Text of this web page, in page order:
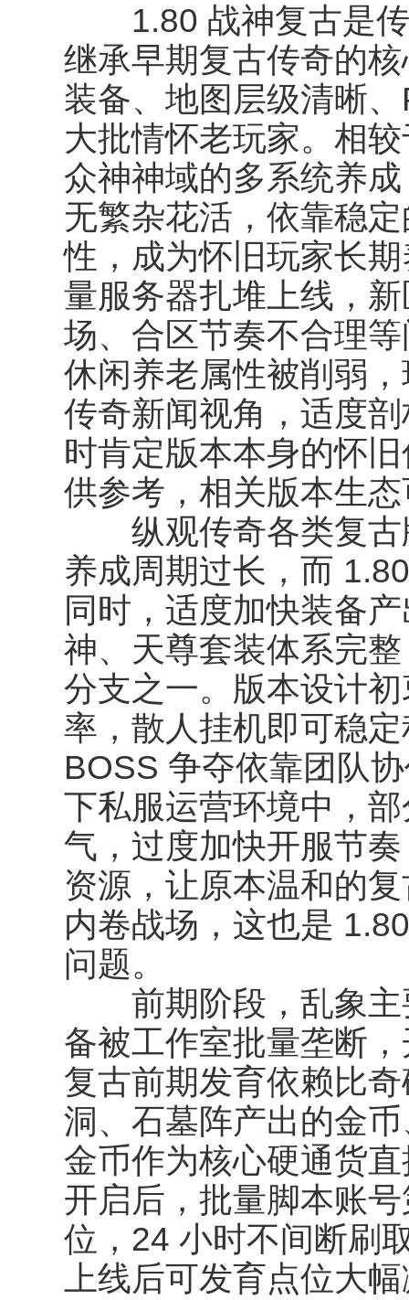
1.80 战神复古是传
继承早期复古传奇的
装备、地图层级清晰
大批情怀老玩家。相
众神神域的多系统养
无繁杂花活，依靠稳
性，成为怀旧玩家长
量服务器扎堆上线，
场、合区节奏不合理
休闲养老属性被削弱
传奇新闻视角，适度
时肯定版本本身的怀
供参考，相关版本生
纵观传奇各类复古
养成周期过长，而
同时，适度加快装备
神、天尊套装体系完
分支之一。版本设计
率，散人挂机即可稳
BOSS 争夺依靠团队
下私服运营环境中，
气，过度加快开服节
资源，让原本温和的
内卷战场，这也是
问题。
前期阶段，乱象主
备被工作室批量垄断
复古前期发育依赖比
洞、石墓阵产出的金
金币作为核心硬通货
开启后，批量脚本账
位，24 小时不间断刷
上线后可发育点位大